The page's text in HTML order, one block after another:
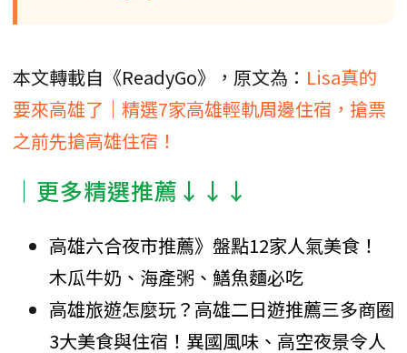
本文轉載自《ReadyGo》，原文為： Lisa真的
要來高雄了｜精選7家高雄輕軌周邊住宿，搶票
之前先搶高雄住宿！
│更多精選推薦↓↓↓
高雄六合夜市推薦》盤點12家人氣美食！
木瓜牛奶、海產粥、鱔魚麵必吃
高雄旅遊怎麼玩？高雄二日遊推薦三多商圈
3大美食與住宿！異國風味、高空夜景令人